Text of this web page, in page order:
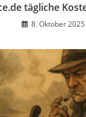
tägliche
8. Oktober 2025